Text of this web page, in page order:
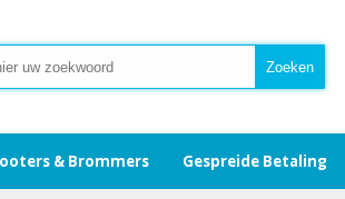
& Brommers Gespreide Betaling